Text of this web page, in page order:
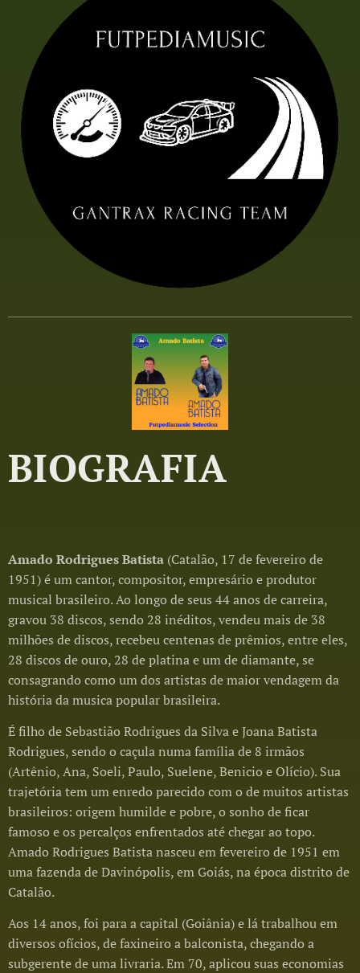
BIOGRAFIA
Amado Rodrigues Batista (Catalão, 17 de fevereiro de
1951) é um cantor, compositor, empresário e produtor
musical brasileiro. Ao longo de seus 44 anos de carreira,
gravou 38 discos, sendo 28 inéditos, vendeu mais de 38
milhões de discos, recebeu centenas de prêmios, entre eles,
28 discos de ouro, 28 de platina e um de diamante, se
consagrando como um dos artistas de maior vendagem da
história da musica popular brasileira.
É filho de Sebastião Rodrigues da Silva e Joana Batista
Rodrigues, sendo o caçula numa família de 8 irmãos
(Artênio, Ana, Soeli, Paulo, Suelene, Benicio e Olício). Sua
trajetória tem um enredo parecido com o de muitos artistas
brasileiros: origem humilde e pobre, o sonho de ficar
famoso e os percalços enfrentados até chegar ao topo.
Amado Rodrigues Batista nasceu em fevereiro de 1951 em
uma fazenda de Davinópolis, em Goiás, na época distrito de
Catalão.
Aos 14 anos, foi para a capital (Goiânia) e lá trabalhou em
diversos ofícios, de faxineiro a balconista, chegando a
subgerente de uma livraria. Em 70, aplicou suas economias